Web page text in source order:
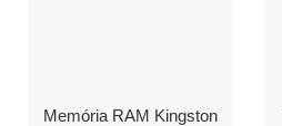
Memória RAM Kingston